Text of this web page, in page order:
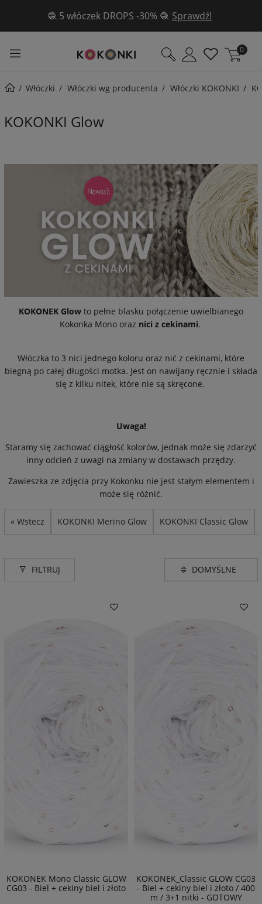
✨Aż 3 wzory gratis w sierpniu ✨ Poznaj je tutaj!
0
Włóczki Włóczki wg producenta Włóczki KOKONKI
KOKONKI Glow
KOKONEK Glow to pełne blasku połączenie uwielbianego
Kokonka Mono oraz nici z cekinami.
Włóczka to 3 nici jednego koloru oraz nić z cekinami, które
biegną po całej długości motka. Jest on nawijany ręcznie i składa
się z kilku nitek, które nie są skręcone.
Uwaga!
Staramy się zachować ciągłość kolorów, jednak może się zdarzyć
inny odcień z uwagi na zmiany w dostawach przędzy.
Zawieszka ze zdjęcia przy Kokonku nie jest stałym elementem i
może się różnić.
« Wstecz KOKONKI Merino Glow KOKONKI Classic Glow
FILTRUJ
KOKONEK Mono Classic GLOW
CG03 - Biel + cekiny biel i złoto
KOKONEK_Classic GLOW CG03
- Biel + cekiny biel i złoto / 400
m / 3+1 nitki - GOTOWY